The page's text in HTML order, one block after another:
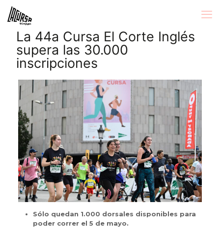
La 44a Cursa El Corte Inglés
supera las 30.000
inscripciones
Sólo quedan 1.000 dorsales disponibles para
poder correr el 5 de mayo.